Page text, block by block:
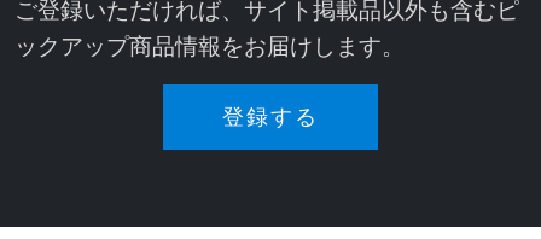
ご登録いただければ、サイト掲載品以外も含むピ
ックアップ商品情報をお届けします。
登録する